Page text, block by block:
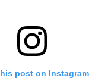
post on Instagram